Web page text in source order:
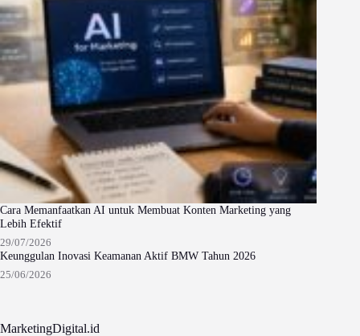
Cara Memanfaatkan AI untuk Membuat Konten Marketing yang
Lebih Efektif
29/07/2026
Keunggulan Inovasi Keamanan Aktif BMW Tahun 2026
25/06/2026
MarketingDigital.id